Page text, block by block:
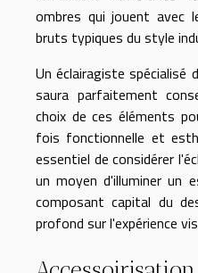
ombres qui jouent avec
bruts typiques du style
Un éclairagiste spécialisé
saura parfaitement
choix de ces éléments
fois fonctionnelle et
essentiel de considérer
un moyen d'illuminer un
composant capital du
profond sur l'expérience